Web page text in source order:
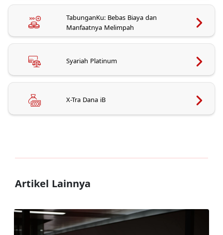
TabunganKu: Bebas Biaya dan
Manfaatnya Melimpah
Syariah Platinum
X-Tra Dana iB
Artikel Lainnya